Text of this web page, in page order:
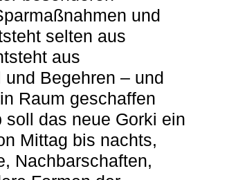
und
selten aus
aus
Begehren – und
Raum geschaffen
das neue Gorki ein
Mittag bis nachts,
Nachbarschaften,